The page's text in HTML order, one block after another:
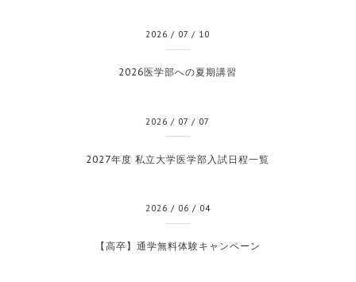
2026 / 07 / 10
2026医学部への夏期講習
2026 / 07 / 07
2027年度 私立大学医学部入試日程一覧
2026 / 06 / 04
【高卒】通学無料体験キャンペーン